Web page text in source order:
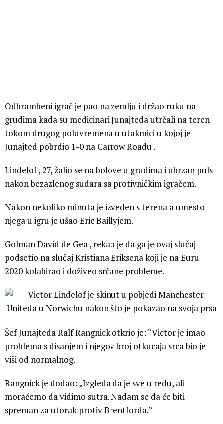
Odbrambeni igrač je pao na zemlju i držao ruku na
grudima kada su medicinari Junajteda utrčali na teren
tokom drugog poluvremena u utakmici u kojoj je
Junajted pobrdio 1-0 na Carrow Roadu .
Lindelof , 27, žalio se na bolove u grudima i ubrzan puls
nakon bezazlenog sudara sa protivničkim igračem.
Nakon nekoliko minuta je izveden s terena a umesto
njega u igru je ušao Eric Baillyjem.
Golman David de Gea , rekao je da ga je ovaj slučaj
podsetio na slučaj Kristiana Eriksena koji je na Euru
2020 kolabirao i doživeo srčane probleme.
Šef Junajteda Ralf Rangnick otkrio je: “Victor je imao
problema s disanjem i njegov broj otkucaja srca bio je
viši od normalnog.
Rangnick je dodao: „Izgleda da je sve u redu, ali
moraćemo da vidimo sutra. Nadam se da će biti
spreman za utorak protiv Brentforda.”